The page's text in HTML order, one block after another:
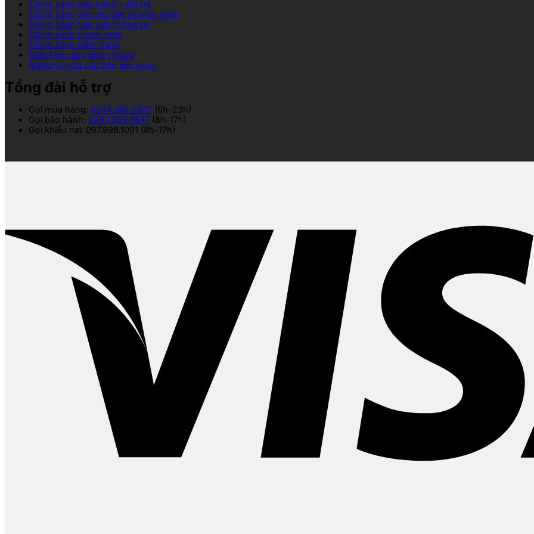
Chính sách bảo hành – đổi trả
Chính sách vận chuyển và giao nhận
Chính sách bảo mật thông tin
Chính sách thanh toán
Chính sách kiểm hàng
Điều kiện giao dịch chung
Nghĩa vụ của các bên liên quan
Tổng đài hỗ trợ
Gọi mua hàng: 0247.300.3847 (6h-23h)
Gọi bảo hành: 0247.300.3847 (8h-17h)
Gọi khiếu nại: 097.998.1091 (8h-17h)